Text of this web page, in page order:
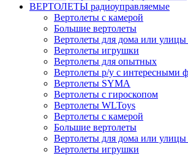
ВЕРТОЛЕТЫ радиоуправляемые
Вертолеты с камерой
Большие вертолеты
Вертолеты для дома или
Вертолеты игрушки
Вертолеты для опытных
Вертолеты р/у с интересными
Вертолеты SYMA
Вертолеты с гироскопом
Вертолеты WLToys
Вертолеты с камерой
Большие вертолеты
Вертолеты для дома или
Вертолеты игрушки